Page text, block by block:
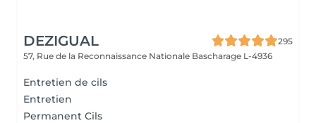
DEZIGUAL
295
57, Rue de la Reconnaissance Nationale Bascharage L-4936
Entretien de cils
Entretien
Permanent Cils